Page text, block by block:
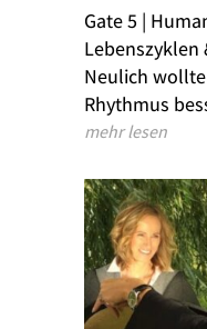
Gate 5 |
Lebenszyklen
Neulich
Rhythmus
mehr lesen